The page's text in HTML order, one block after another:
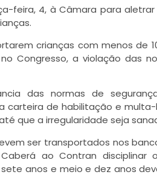
feira, 4, à Câmara para aletrar
crianças com menos de
Congresso, a violação das
das normas de
carteira de habilitação e multa-
que a irregularidade seja
ser transportados nos
ao Contran disciplinar
anos e meio e dez anos